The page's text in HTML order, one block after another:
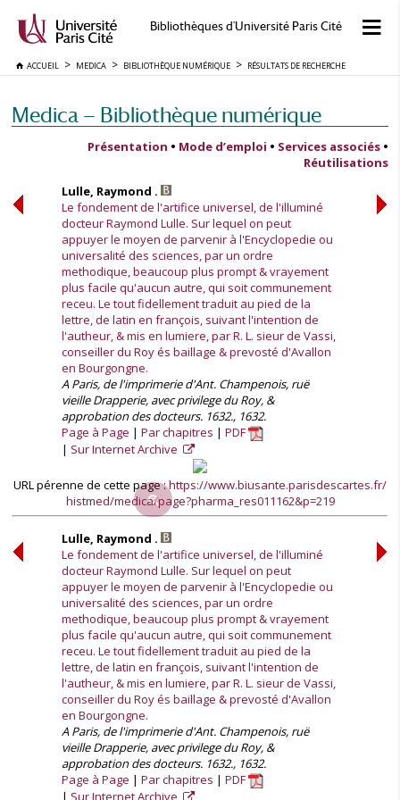
Bibliothèques d'Université Paris Cité
ACCUEIL MEDICA BIBLIOTHÈQUE NUMÉRIQUE RÉSULTATS DE RECHERCHE
Medica — Bibliothèque numérique
Présentation • Mode d’emploi • Services associés •
Réutilisations
Lulle, Raymond .
Le fondement de l'artifice universel, de l'illuminé
docteur Raymond Lulle. Sur lequel on peut
appuyer le moyen de parvenir à l'Encyclopedie ou
universalité des sciences, par un ordre
methodique, beaucoup plus prompt & vrayement
plus facile qu'aucun autre, qui soit communement
receu. Le tout fidellement traduit au pied de la
lettre, de latin en françois, suivant l'intention de
l'autheur, & mis en lumiere, par R. L. sieur de Vassi,
conseiller du Roy és baillage & prevosté d'Avallon
en Bourgongne.
A Paris, de l'imprimerie d'Ant. Champenois, ruë
vieille Drapperie, avec privilege du Roy, &
approbation des docteurs. 1632., 1632.
Page à Page
Par chapitres
PDF
Sur Internet Archive
URL pérenne de cette page :https://www.biusante.parisdescartes.fr/
histmed/medica/page?pharma_res011162&p=219
Lulle, Raymond .
Le fondement de l'artifice universel, de l'illuminé
docteur Raymond Lulle. Sur lequel on peut
appuyer le moyen de parvenir à l'Encyclopedie ou
universalité des sciences, par un ordre
methodique, beaucoup plus prompt & vrayement
plus facile qu'aucun autre, qui soit communement
receu. Le tout fidellement traduit au pied de la
lettre, de latin en françois, suivant l'intention de
l'autheur, & mis en lumiere, par R. L. sieur de Vassi,
conseiller du Roy és baillage & prevosté d'Avallon
en Bourgongne.
A Paris, de l'imprimerie d'Ant. Champenois, ruë
vieille Drapperie, avec privilege du Roy, &
approbation des docteurs. 1632., 1632.
Page à Page
Par chapitres
PDF
Sur Internet Archive